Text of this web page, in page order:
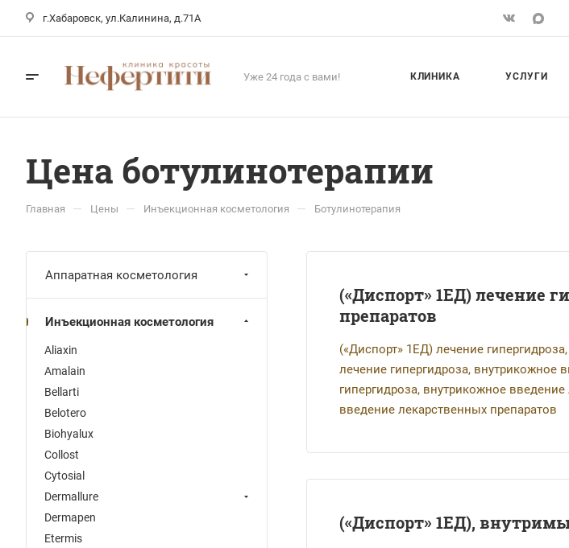
г.Хабаровск, ул.Калинина, д.71А
Уже 24 года с вами! КЛИНИКА УСЛУГИ
Цена ботулинотерапии
Главная — Цены — Инъекционная косметология — Ботулинотерапия
(«Диспорт» 1ЕД) лечение
препаратов
(«Диспорт» 1ЕД) лечение
лечение гипергидроза, внутрикожное
гипергидроза, внутрикожное
введение лекарственных препаратов
(«Диспорт» 1ЕД),
Аппаратная косметология
Инъекционная косметология
Aliaxin
Amalain
Bellarti
Belotero
Biohyalux
Collost
Cytosial
Dermallure
Dermapen
Etermis